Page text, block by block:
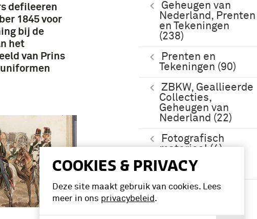
COOKIES & PRIVACY
Deze site maakt gebruik van cookies. Lees
meer in ons privacybeleid.
Geheugen van
Nederland, Prenten
en Tekeningen
(238)
Prenten en
Tekeningen (90)
ZBKW, Geallieerde
Collecties,
Geheugen van
Nederland (22)
Fotografisch
materiaal (4)
Meer
Periode
1801-1850 (3)
defileeren
1845 voor
bij de
het
van Prins